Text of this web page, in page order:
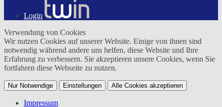
Login
Verwendung von Cookies
Wir nutzen Cookies auf unserer Website. Einige von ihnen sind
notwendig während andere uns helfen, diese Website und Ihre
Erfahrung zu verbessern. Sie akzeptieren unsere Cookies, wenn Sie
fortfahren diese Webseite zu nutzen.
Nur Notwendige Einstellungen Alle Cookies akzeptieren
Impressum